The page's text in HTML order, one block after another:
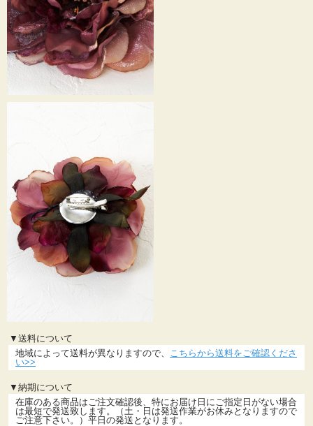
▼送料について
地域によって送料が異なりますので、
こちらから送料をご確認くださ
い>>
▼納期について
在庫のある商品はご注文確認後、特にお届け日にご指定日がない場合
は最短で発送致します。（土・日は発送作業がお休みとなりますので
ご注意下さい。）平日の発送となります。